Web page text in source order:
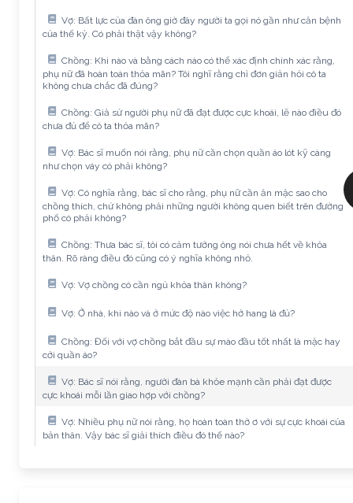
Vợ: Bất lực của đàn ông giờ đây người ta gọi nó gần như căn bệnh
của thế kỷ. Có phải thật vậy không?
Chồng: Khi nào và bằng cách nào có thể xác định chính xác rằng,
phụ nữ đã hoàn toàn thỏa mãn? Tôi nghĩ rằng chỉ đơn giản hỏi cô ta
không chưa chắc đã đúng?
Chồng: Giả sử người phụ nữ đã đạt được cực khoái, lẽ nào điều đó
chưa đủ để cô ta thỏa mãn?
Vợ: Bác sĩ muốn nói rằng, phụ nữ cần chọn quần áo lót kỹ càng
như chọn váy có phải không?
Vợ: Có nghĩa rằng, bác sĩ cho rằng, phụ nữ cần ăn mặc sao cho
chồng thích, chứ không phải những người không quen biết trên đường
phố có phải không?
Chồng: Thưa bác sĩ, tôi có cảm tưởng ông nói chưa hết về khỏa
thân. Rõ ràng điều đó cũng có ý nghĩa không nhỏ.
Vợ: Vợ chồng có cần ngủ khỏa thân không?
Vợ: Ở nhà, khi nào và ở mức độ nào việc hở hang là đủ?
Chồng: Đối với vợ chồng bắt đầu sự mào đầu tốt nhất là mặc hay
cởi quần áo?
Vợ: Bác sĩ nói rằng, người đàn bà khỏe mạnh cần phải đạt được
cực khoái mỗi lần giao hợp với chồng?
Vợ: Nhiều phụ nữ nói rằng, họ hoàn toàn thờ ơ với sự cực khoái của
bản thân. Vậy bác sĩ giải thích điều đó thế nào?